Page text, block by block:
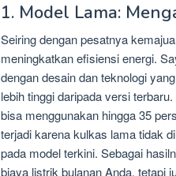
1. Model Lama:
Seiring dengan pesatnya
meningkatkan efisiensi energi.
dengan desain dan teknologi
lebih tinggi daripada versi
bisa menggunakan hingga 35
terjadi karena kulkas lama tidak
pada model terkini. Sebagai
biaya listrik bulanan Anda, tetapi